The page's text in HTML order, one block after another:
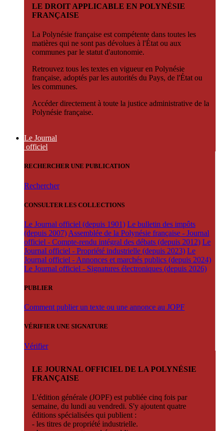
LE DROIT APPLICABLE EN POLYNÉSIE
FRANÇAISE
La Polynésie française est compétente dans toutes les
matières qui ne sont pas dévolues à l'État ou aux
communes par le statut d'autonomie.
Retrouvez tous les textes en vigueur en Polynésie
française, adoptés par les autorités du Pays, de l'État ou
les communes.
Accéder directement à toute la justice administrative de la
Polynésie française.
Le Journal
officiel
RECHERCHER UNE PUBLICATION
Rechercher
CONSULTER LES COLLECTIONS
Le Journal officiel (depuis 1901) Le bulletin des impôts
(depuis 2007) Assemblée de la Polynésie française - Journal
officiel - Compte-rendu intégral des débats (depuis 2012) Le
Journal officiel - Propriété industrielle (depuis 2023) Le
Journal officiel - Annonces et marchés publics (depuis 2024)
Le Journal officiel - Signatures électroniques (depuis 2026)
PUBLIER
Comment publier un texte ou une annonce au JOPF
VÉRIFIER UNE SIGNATURE
Vérifier
LE JOURNAL OFFICIEL DE LA POLYNÉSIE
FRANÇAISE
L'édition générale (JOPF) est publiée cinq fois par
semaine, du lundi au vendredi. S'y ajoutent quatre
éditions spécialisées qui publient :
- les titres de propriété industrielle.